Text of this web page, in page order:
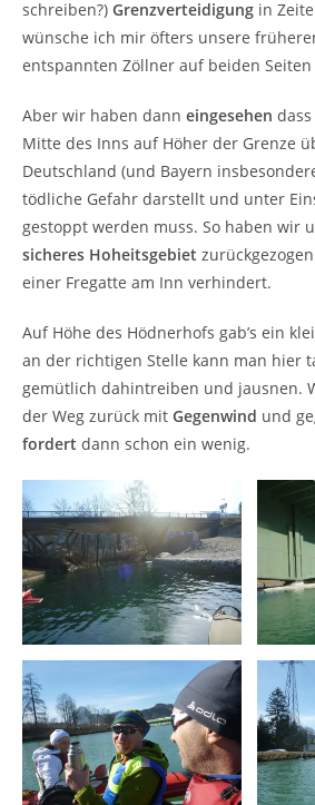
schreiben?) Grenzverteidigung in
wünsche ich mir öfters unsere
entspannten Zöllner auf beiden
Aber wir haben dann eingesehen
Mitte des Inns auf Höher der Grenze
Deutschland (und Bayern
tödliche Gefahr darstellt und unter
gestoppt werden muss. So haben wir
sicheres Hoheitsgebiet
einer Fregatte am Inn verhindert.
Auf Höhe des Hödnerhofs gab’s ein
an der richtigen Stelle kann man hier
gemütlich dahintreiben und jausnen.
der Weg zurück mit Gegenwind und
fordert dann schon ein wenig.